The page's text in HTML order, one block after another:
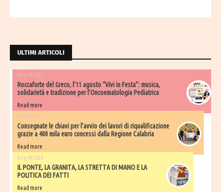
ULTIMI ARTICOLI
Aug 09 2026
Roccaforte del Greco, l’11 agosto “Vivi in Festa”: musica,
solidarietà e tradizione per l’Oncoematologia Pediatrica
Read more
Aug 09 2026
Consegnate le chiavi per l’avvio dei lavori di riqualificazione
grazie a 400 mila euro concessi dalla Regione Calabria
Read more
Aug 09 2026
IL PONTE, LA GRANITA, LA STRETTA DI MANO E LA
POLITICA DEI FATTI
Read more